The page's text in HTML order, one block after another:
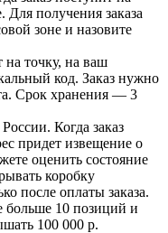
Для получения заказа
зоне и назовите
на точку, на ваш
код. Заказ нужно
Срок хранения — 3
Когда заказ
придет извещение о
оценить состояние
коробку
после оплаты заказа.
больше 10 позиций и
100 000 р.